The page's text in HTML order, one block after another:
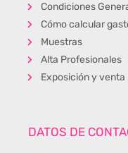
Condiciones
Cómo calcular
Muestras
Alta Profesionales
Exposición y venta
DATOS DE